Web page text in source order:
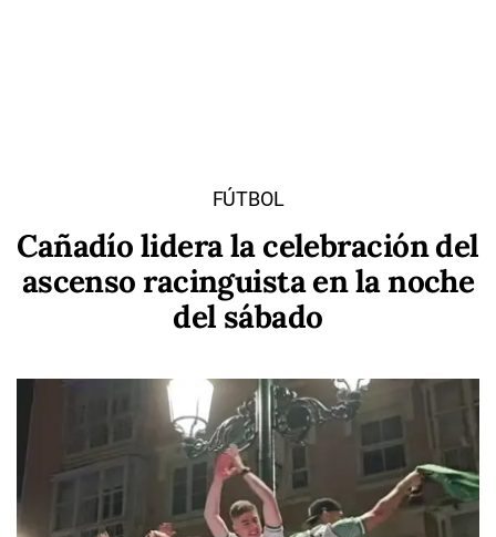
FÚTBOL
Cañadío lidera la celebración del
ascenso racinguista en la noche
del sábado